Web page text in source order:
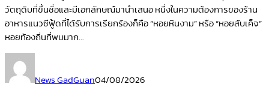
วัตถุดิบที่ขึ้นชื่อและมีเอกลักษณ์มานำเสนอ หนึ่งในความต้องการของร้าน
อาหารแนวซีฟู้ดที่ได้รับการเรียกร้องก็คือ “หอยหินงาม” หรือ “หอยสับเค็จ”
หอยท้องถิ่นที่พบมาก...
News GadGuan04/08/2026